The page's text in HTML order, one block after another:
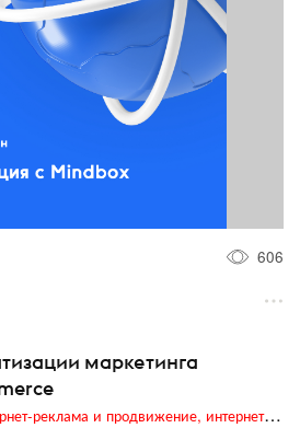
606
маркетинга
Digital (web-дизайн, интернет-реклама и продвижение, интернет-сообщества и блоги, интернет-коммуникации, мобильный маркетинг, реклама на цифровых экранах)